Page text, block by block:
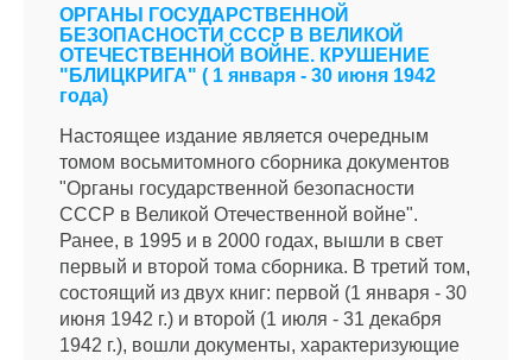
ОРГАНЫ ГОСУДАРСТВЕННОЙ
БЕЗОПАСНОСТИ СССР В ВЕЛИКОЙ
ОТЕЧЕСТВЕННОЙ ВОЙНЕ. КРУШЕНИЕ
"БЛИЦКРИГА" ( 1 января - 30 июня 1942
года)
Настоящее издание является очередным
томом восьмитомного сборника документов
"Органы государственной безопасности
СССР в Великой Отечественной войне".
Ранее, в 1995 и в 2000 годах, вышли в свет
первый и второй тома сборника. В третий том,
состоящий из двух книг: первой (1 января - 30
июня 1942 г.) и второй (1 июля - 31 декабря
1942 г.), вошли документы, характеризующие